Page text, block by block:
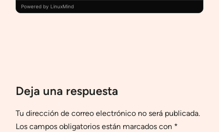
Powered by LinuxMind
Deja una respuesta
Tu dirección de correo electrónico no será publicada.
Los campos obligatorios están marcados con *